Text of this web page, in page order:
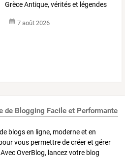
Grèce Antique, vérités et légendes
7 août 2026
de Blogging Facile et Performante
blogs en ligne, moderne et en
vous permettre de créer et gérer
OverBlog, lancez votre blog